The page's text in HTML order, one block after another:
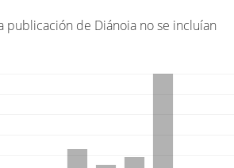
publicación de Diánoia no se incluían